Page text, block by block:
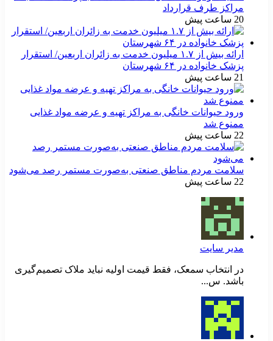
مراکز طرف قرارداد
20 ساعت پیش
ارائه بیش از ۱.۷ میلیون خدمت به زائران اربعین/ استقرار
پزشک خانواده در ۶۴ شهرستان
21 ساعت پیش
ورود حیوانات خانگی به مراکز تهیه و عرضه مواد غذایی
ممنوع شد
22 ساعت پیش
سلامت مردم مناطق صنعتی به‌صورت مستمر رصد می‌شود
22 ساعت پیش
مدیر سایت
در انتخاب سمعک، فقط قیمت اولیه نباید ملاک تصمیم‌گیری
باشد. س...